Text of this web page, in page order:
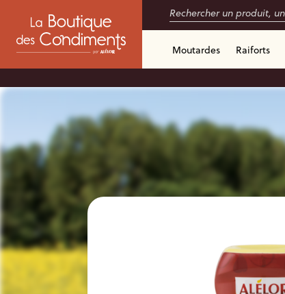
Moutardes Raiforts